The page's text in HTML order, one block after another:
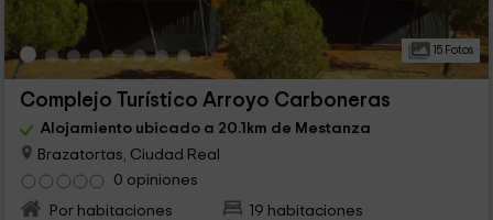
15 Fotos
Complejo Turístico Arroyo Carboneras
Alojamiento ubicado a 20.1km de Mestanza
Brazatortas, Ciudad Real
0 opiniones
Por habitaciones
19 habitaciones